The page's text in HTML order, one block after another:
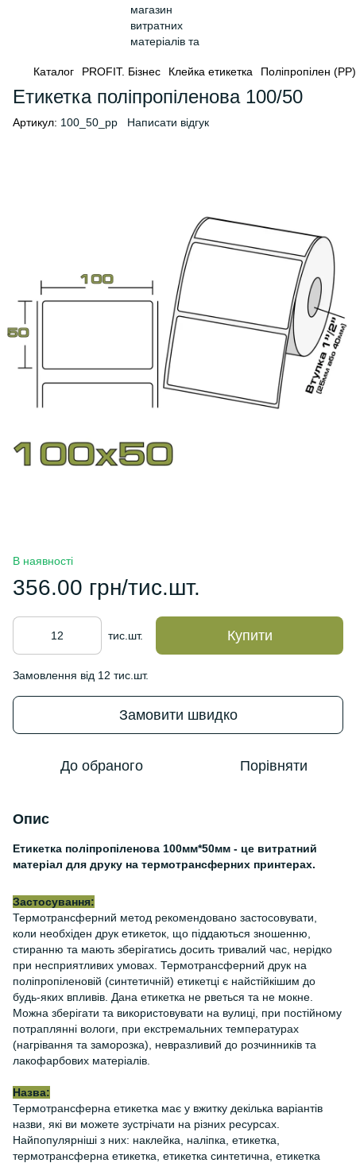
Каталог PROFIT. Бізнес Клейка етикетка Поліпропілен (PP)
Етикетка поліпропіленова 100/50
Артикул: 100_50_pp Написати відгук
В наявності
356.00 грн/тис.шт.
тис.шт. Купити
Замовлення від 12 тис.шт.
Замовити швидко
До обраного Порівняти
Опис
Етикетка поліпропіленова 100мм*50мм - це витратний
матеріал для друку на термотрансферних принтерах.
Застосування:
Термотрансферний метод рекомендовано застосовувати,
коли необхіден друк етикеток, що піддаються зношенню,
стиранню та мають зберігатись досить тривалий час, нерідко
при несприятливих умовах. Термотрансферний друк на
поліпропіленовій (синтетичній) етикетці є найстійкішим до
будь-яких впливів. Дана етикетка не рветься та не мокне.
Можна зберігати та використовувати на вулиці, при постійному
потраплянні вологи, при екстремальних температурах
(нагрівання та заморозка), невразливий до розчинників та
лакофарбових матеріалів.
Назва:
Термотрансферна етикетка має у вжитку декілька варіантів
назви, які ви можете зустрічати на різних ресурсах.
Найпопулярніші з них: наклейка, наліпка, етикетка,
термотрансферна етикетка, етикетка синтетична, етикетка